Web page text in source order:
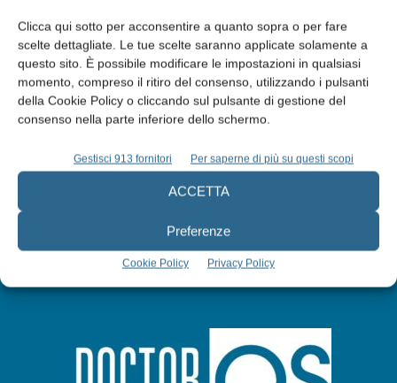
Clicca qui sotto per acconsentire a quanto sopra o per fare
scelte dettagliate. Le tue scelte saranno applicate solamente a
questo sito. È possibile modificare le impostazioni in qualsiasi
momento, compreso il ritiro del consenso, utilizzando i pulsanti
della Cookie Policy o cliccando sul pulsante di gestione del
consenso nella parte inferiore dello schermo.
Gestisci 913 fornitori Per saperne di più su questi scopi
ACCETTA
Preferenze
Cookie Policy Privacy Policy
Edicola web
Abbonati
Iscriviti alla newsletter